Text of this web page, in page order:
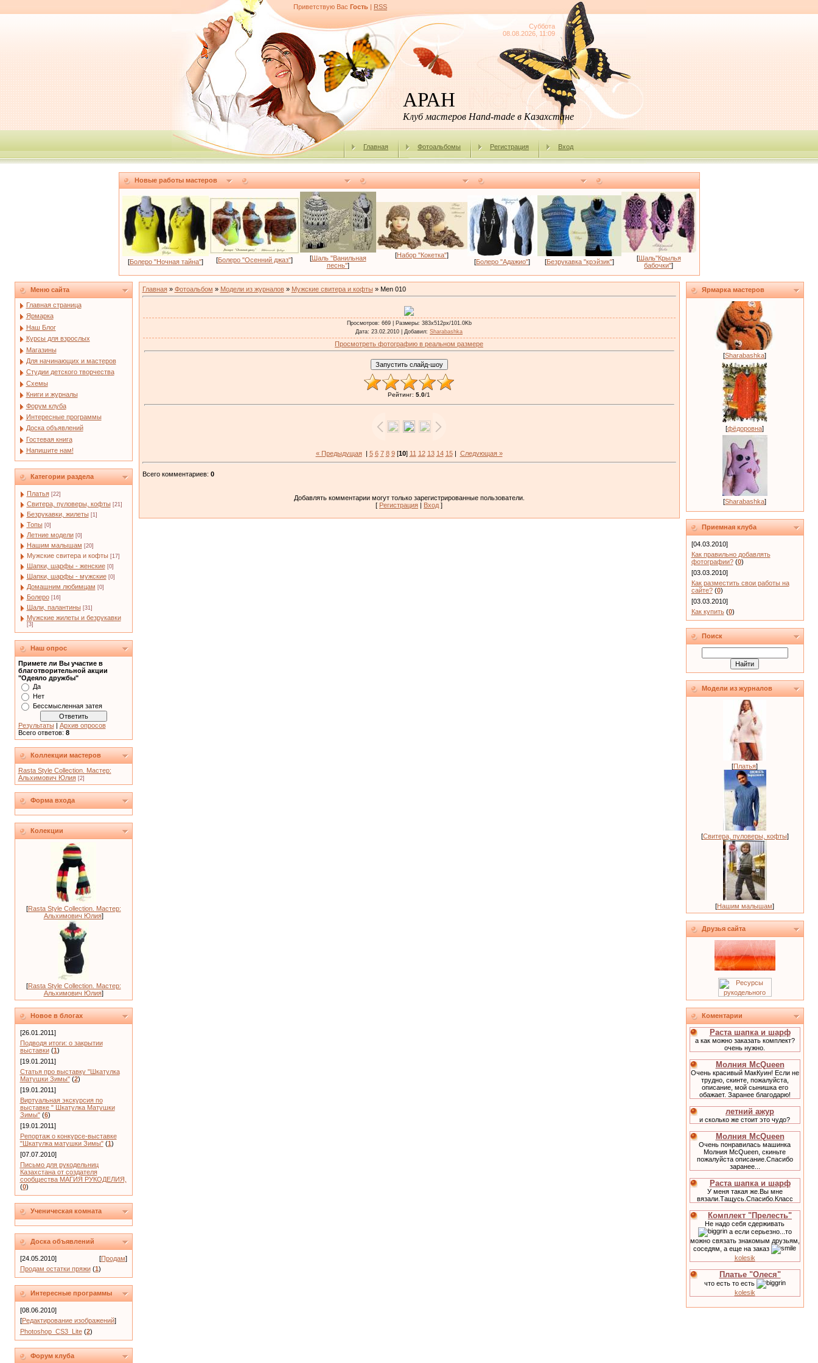
Приветствую Вас Гость | RSS
Суббота
08.08.2026, 11:09
АРАН
Клуб мастеров Hand-made в Казахстане
Главная Фотоальбомы Регистрация Вход
Новые работы мастеров
[Болеро "Ночная тайна"] [Болеро "Осенний джаз"] [Шаль "Ванильная
песнь"]
[Набор "Кокетка"]
[Болеро "Адажио"] [Безрукавка "крэйзик"] [Шаль"Крылья
бабочки"]
Меню сайта
Главная страница
Ярмарка
Наш Блог
Курсы для взрослых
Магазины
Для начинающих и мастеров
Студии детского творчества
Схемы
Книги и журналы
Форум клуба
Интересные программы
Доска объявлений
Гостевая книга
Напишите нам!
Категории раздела
Платья [22]
Свитера, пуловеры, кофты [21]
Безрукавки, жилеты [1]
Топы [0]
Летние модели [0]
Нашим малышам [20]
Мужские свитера и кофты [17]
Шапки, шарфы - женские [0]
Шапки, шарфы - мужские [0]
Домашним любимцам [0]
Болеро [16]
Шали, палантины [31]
Мужские жилеты и безрукавки
[3]
Наш опрос
Примете ли Вы участие в
благотворительной акции
"Одеяло дружбы"
Да
Нет
Бессмысленная затея
Результаты| Архив опросов
Всего ответов: 8
Коллекции мастеров
Rasta Style Collection. Мастер:
Альхимович Юлия [2]
Форма входа
Колекции
[Rasta Style Collection. Мастер:
Альхимович Юлия]
[Rasta Style Collection. Мастер:
Альхимович Юлия]
Новое в блогах
[26.01.2011]
Подводя итоги: о закрытии
выставки (1)
[19.01.2011]
Статья про выставку "Шкатулка
Матушки Зимы" (2)
[19.01.2011]
Виртуальная экскурсия по
выставке " Шкатулка Матушки
Зимы" (6)
[19.01.2011]
Репортаж о конкурсе-выставке
"Шкатулка матушки Зимы" (1)
[07.07.2010]
Письмо для рукодельниц
Казахстана от создателя
сообщества МАГИЯ РУКОДЕЛИЯ,
(0)
Ученическая комната
Доска объявлений
[24.05.2010] [Продам]
Продам остатки пряжи (1)
Интересные программы
[08.06.2010]
[Редактирование изображений]
Photoshop_CS3_Lite (2)
Форум клуба
Главная» Фотоальбом » Модели из журналов» Мужские свитера и кофты» Men 010
Просмотров: 669 | Размеры: 383x512px/101.0Kb
Дата: 23.02.2010 | Добавил: Sharabashka
Просмотреть фотографию в реальном размере
Рейтинг: 5.0/1
« Предыдущая| 5 6 7 8 9[10] 11 12 13 14 15| Следующая »
Всего комментариев: 0
Добавлять комментарии могут только зарегистрированные пользователи.
[ Регистрация Вход ]
Ярмарка мастеров
[Sharabashka]
[фёдоровна]
[Sharabashka]
Приемная клуба
[04.03.2010]
Как правильно добавлять
фотографии? (0)
[03.03.2010]
Как разместить свои работы на
сайте? (0)
[03.03.2010]
Как купить (0)
Поиск
Модели из журналов
[Платья]
[Свитера, пуловеры, кофты]
[Нашим малышам]
Друзья сайта
Коментарии
Раста шапка и шарф
а как можно заказать комплект?
очень нужно.
Молния McQueen
Очень красивый МакКуин! Если не
трудно, скинте, пожалуйста,
описание, мой сынишка его
обажает. Заранее благодарю!
летний ажур
и сколько же стоит это чудо?
Молния McQueen
Очень понравилась машинка
Молния McQueen, скиньте
пожалуйста описание.Спасибо
заранее...
Раста шапка и шарф
У меня такая же.Вы мне
вязали.Тащусь.Спасибо.Класс
Комплект "Прелесть"
Не надо себя сдерживать
а если серьезно...то
можно связать знакомым друзьям,
соседям, а еще на заказ
kolesik
Платье "Олеся"
что есть то есть
kolesik